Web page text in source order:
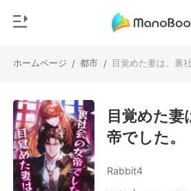
ホームページ / 都市 / 目覚めた妻は、裏
チャージ
閲覧履歴
ジャンル
都市
恋愛
目覚めた妻
帝でした。
Rabbit4